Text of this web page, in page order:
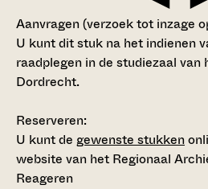
Aanvragen (verzoek tot inzage
U kunt dit stuk na het indienen
raadplegen in de studiezaal
Dordrecht.
Reserveren:
U kunt de gewenste stukken
website van het Regionaal
Reageren